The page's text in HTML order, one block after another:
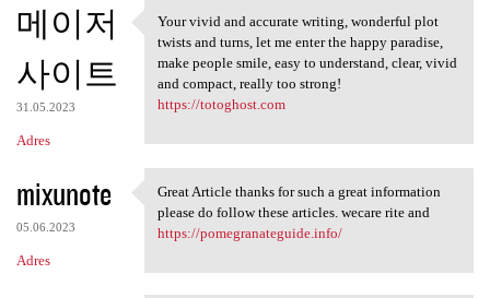
메이저
사이트
31.05.2023
Adres
Your vivid and accurate
Your vivid and accurate writing, wonderful plot
twists and turns, let me enter the happy paradise,
make people smile, easy to understand, clear, vivid
and compact, really too strong!
https://totoghost.com
mixunote
05.06.2023
Adres
Great Article thanks for such
Great Article thanks for such a great information
please do follow these articles. wecare rite and
https://pomegranateguide.info/